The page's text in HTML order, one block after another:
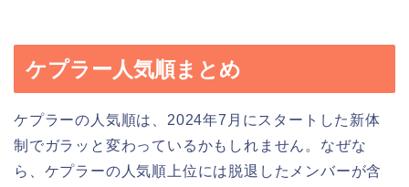
ケプラー人気順まとめ
ケプラーの人気順は、2024年7月にスタートした新体
制でガラッと変わっているかもしれません。なぜな
ら、ケプラーの人気順上位には脱退したメンバーが含